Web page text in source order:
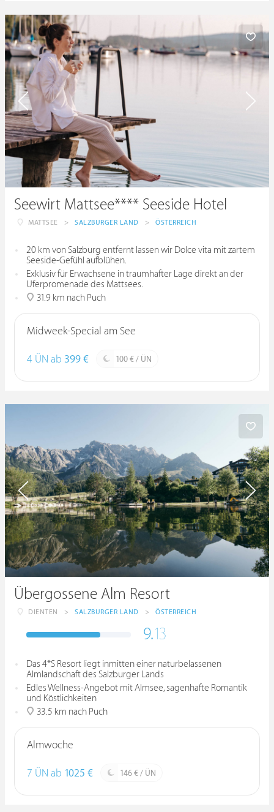
Seewirt Mattsee**** Seeside Hotel
MATTSEE > SALZBURGER LAND > ÖSTERREICH
20 km von Salzburg entfernt lassen wir Dolce vita mit zartem
Seeside-Gefühl aufblühen.
Exklusiv für Erwachsene in traumhafter Lage direkt an der
Uferpromenade des Mattsees.
31.9 km nach Puch
Midweek-Special am See
4 ÜN ab 399 € 100 € / ÜN
Übergossene Alm Resort
DIENTEN > SALZBURGER LAND > ÖSTERREICH
9.13
Das 4*S Resort liegt inmitten einer naturbelassenen
Almlandschaft des Salzburger Lands
Edles Wellness-Angebot mit Almsee, sagenhafte Romantik
und Köstlichkeiten
33.5 km nach Puch
Almwoche
7 ÜN ab 1025 € 146 € / ÜN